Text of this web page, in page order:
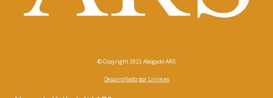
© Copyright 2021 Abogado ARS
Desarrollado por Livire.es